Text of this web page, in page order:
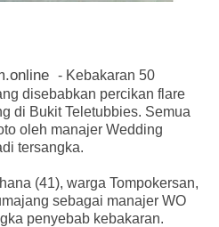
- Kebakaran 50
disebabkan percikan flare
di Bukit Teletubbies. Semua
oleh manajer Wedding
tersangka.
(41), warga Tompokersan,
sebagai manajer WO
penyebab kebakaran.